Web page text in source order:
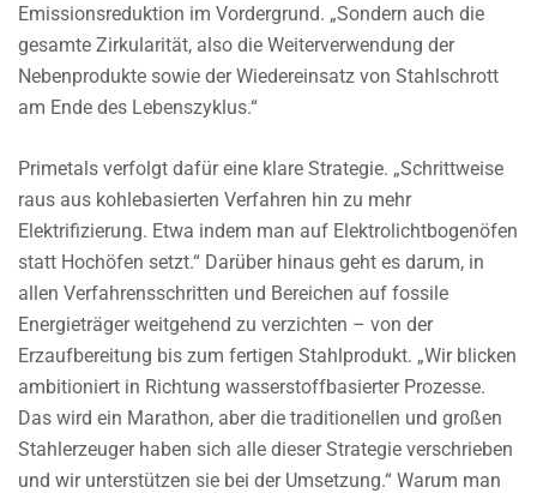
Emissionsreduktion im Vordergrund. „Sondern auch die
gesamte Zirkularität, also die Weiterverwendung der
Nebenprodukte sowie der Wiedereinsatz von Stahlschrott
am Ende des Lebenszyklus.“
Primetals verfolgt dafür eine klare Strategie. „Schrittweise
raus aus kohlebasierten Verfahren hin zu mehr
Elektrifizierung. Etwa indem man auf Elektrolichtbogenöfen
statt Hochöfen setzt.“ Darüber hinaus geht es darum, in
allen Verfahrensschritten und Bereichen auf fossile
Energieträger weitgehend zu verzichten – von der
Erzaufbereitung bis zum fertigen Stahlprodukt. „Wir blicken
ambitioniert in Richtung wasserstoffbasierter Prozesse.
Das wird ein Marathon, aber die traditionellen und großen
Stahlerzeuger haben sich alle dieser Strategie verschrieben
und wir unterstützen sie bei der Umsetzung.“ Warum man